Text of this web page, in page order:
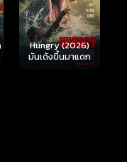
Ready or Not 2:
Here I Come
(2026) เกมพร้อม
ตาย 2